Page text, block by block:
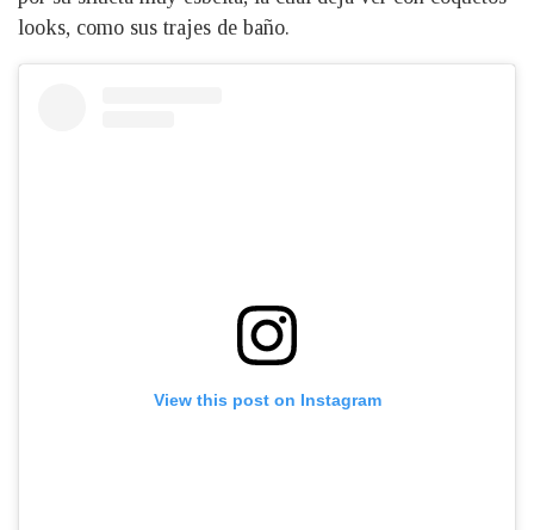
looks, como sus trajes de baño.
View this post on Instagram